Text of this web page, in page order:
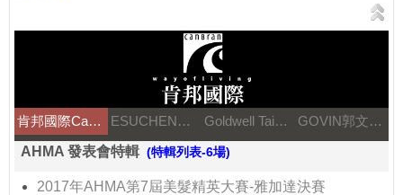
肯邦國際Canbran ESUCHEN藝思晨 Goldwell Taiwan
GOVIN郭文髮藝
AHMA 發表會特輯 (特輯列表-6場)
2017年AHMA第7屆美髮精英大賽-雅加達決賽